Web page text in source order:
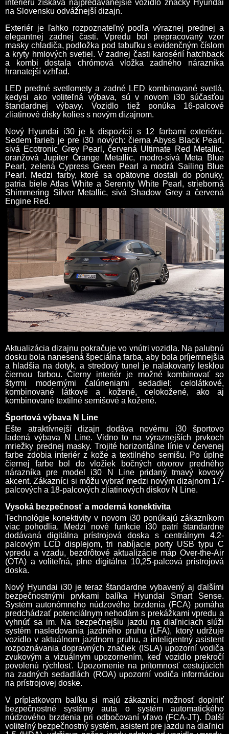
interiéru získava najpredávanejšie vozidlo značky Hyundai
na Slovensku odvážnejší dizajn.
Exteriér je ľahko rozpoznateľný podľa výraznej prednej a
elegantnej zadnej časti. Vpredu bol prepracovaný vzor
masky chladiča, podložka pod tabuľku s evidenčným číslom
a kryty hmlových svetiel. V zadnej časti karosérií hatchback
a kombi dostala chrómová vložka zadného nárazníka
hranatejší vzhľad.
LED predné svetlomety a zadné LED kombinované svetlá,
kedysi ako voliteľná výbava, sú v novom i30 súčasťou
štandardnej výbavy. Vozidlo tiež ponúka 16-palcové
zliatinové disky kolies s novým dizajnom.
Nový Hyundai i30 je k dispozícii s 12 farbami exteriéru.
Sedem farieb je pre i30 nových: čierna Abyss Black Pearl,
sivá Ecotronic Grey Pearl, červená Ultimate Red Metallic,
oranžová Jupiter Orange Metallic, modro-sivá Meta Blue
Pearl, zelená Cypress Green Pearl a modrá Sailing Blue
Pearl. Medzi farby, ktoré sa opätovne dostali do ponuky,
patria biele Atlas White a Serenity White Pearl, strieborná
Shimmering Silver Metallic, sivá Shadow Grey a červená
Engine Red.
Aktualizácia dizajnu pokračuje vo vnútri vozidla. Na palubnú
dosku bola nanesená špeciálna farba, aby bola príjemnejšia
a hladšia na dotyk, a stredový tunel je nalakovaný lesklou
čiernou farbou. Čierny interiér je možné kombinovať so
štyrmi modernými čalúneniami sedadiel: celolátkové,
kombinované látkové a kožené, celokožené, ako aj
kombinované textilné semišové a kožené.
Športová výbava N Line
Ešte atraktívnejší dizajn dodáva novému i30 športovo
ladená výbava N Line. Vidno to na výraznejších prvkoch
mriežky prednej masky. Trojité horizontálne línie v červenej
farbe zdobia interiér z kože a textilného semišu. Po úplne
čiernej farbe bol do vložiek bočných otvorov predného
nárazníka pre model i30 N Line pridaný tmavý kovový
akcent. Zákazníci si môžu vybrať medzi novým dizajnom 17-
palcových a 18-palcových zliatinových diskov N Line.
Vysoká bezpečnosť a moderná konektivita
Technológie konektivity v novom i30 ponúkajú zákazníkom
viac pohodlia. Medzi nové funkcie i30 patrí štandardne
dodávaná digitálna prístrojová doska s centrálnym 4,2-
palcovým LCD displejom, tri nabíjacie porty USB typu C
vpredu a vzadu, bezdrôtové aktualizácie máp Over-the-Air
(OTA) a voliteľná, plne digitálna 10,25-palcová prístrojová
doska.
Nový Hyundai i30 je teraz štandardne vybavený aj ďalšími
bezpečnostnými prvkami balíka Hyundai Smart Sense.
Systém autonómneho núdzového brzdenia (FCA) pomáha
predchádzať potenciálnym nehodám s prekážkami vpredu a
vyhnúť sa im. Na bezpečnejšiu jazdu na diaľniciach slúži
systém nasledovania jazdného pruhu (LFA), ktorý udržuje
vozidlo v aktuálnom jazdnom pruhu, a inteligentný asistent
rozpoznávania dopravných značiek (ISLA) upozorní vodiča
zvukovým a vizuálnym upozornením, keď vozidlo prekročí
povolenú rýchlosť. Upozornenie na prítomnosť cestujúcich
na zadných sedadlách (ROA) upozorní vodiča informáciou
na prístrojovej doske.
V príplatkovom balíku si majú zákazníci možnosť doplniť
bezpečnostné systémy auta o systém automatického
núdzového brzdenia pri odbočovaní vľavo (FCA-JT). Ďalší
voliteľný bezpečnostný systém, asistent pre jazdu na diaľnici